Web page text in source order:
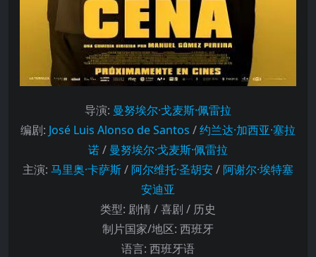
导演: 曼努埃尔·戈麦斯·佩雷拉
编剧: José Luis Alonso de Santos /约兰达·加西亚·塞拉
诺/ 曼努埃尔·戈麦斯·佩雷拉
主演: 马里奥·卡萨斯/ 阿尔维托·圣胡安/ 阿谢尔·埃特塞
安迪亚
类型: 剧情 / 喜剧 / 历史
制片国家/地区: 西班牙
语言: 西班牙语